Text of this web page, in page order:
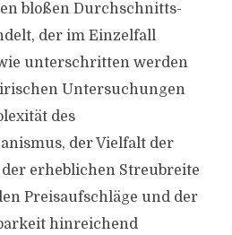
bloßen Durchschnitts-
der im Einzelfall
unterschritten werden
Untersuchungen
des
der Vielfalt der
erheblichen Streubreite
Preisaufschläge und der
hinreichend